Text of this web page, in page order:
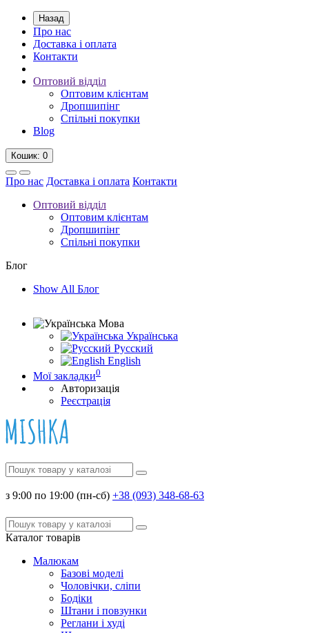
Назад
Про нас
Доставка і оплата
Контакти
Оптовий відділ
Оптовим клієнтам
Дропшипінг
Спільні покупки
Blog
Кошик: 0
Про нас Доставка і оплата Контакти
Оптовий відділ
Оптовим клієнтам
Дропшипінг
Спільні покупки
Блог
Show All Блог
Мова
Українська
Русский
English
Мої закладки0
Авторизація
Реєстрація
з 9:00 по 19:00 (пн-сб) +38 (093) 348-68-63
Каталог товарів
Малюкам
Базові моделі
Чоловічки, сліпи
Бодіки
Штани і повзунки
Реглани і худі